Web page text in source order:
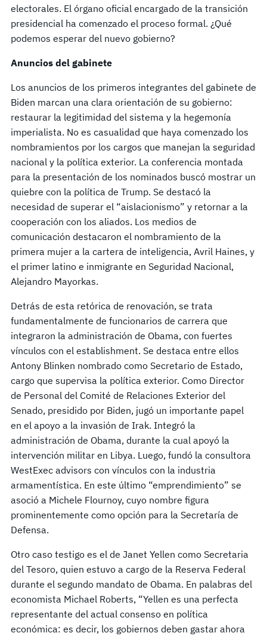
electorales. El órgano oficial encargado de la transición
presidencial ha comenzado el proceso formal. ¿Qué
podemos esperar del nuevo gobierno?
Anuncios del gabinete
Los anuncios de los primeros integrantes del gabinete de
Biden marcan una clara orientación de su gobierno:
restaurar la legitimidad del sistema y la hegemonía
imperialista. No es casualidad que haya comenzado los
nombramientos por los cargos que manejan la seguridad
nacional y la política exterior. La conferencia montada
para la presentación de los nominados buscó mostrar un
quiebre con la política de Trump. Se destacó la
necesidad de superar el “aislacionismo” y retornar a la
cooperación con los aliados. Los medios de
comunicación destacaron el nombramiento de la
primera mujer a la cartera de inteligencia, Avril Haines, y
el primer latino e inmigrante en Seguridad Nacional,
Alejandro Mayorkas.
Detrás de esta retórica de renovación, se trata
fundamentalmente de funcionarios de carrera que
integraron la administración de Obama, con fuertes
vínculos con el establishment. Se destaca entre ellos
Antony Blinken nombrado como Secretario de Estado,
cargo que supervisa la política exterior. Como Director
de Personal del Comité de Relaciones Exterior del
Senado, presidido por Biden, jugó un importante papel
en el apoyo a la invasión de Irak. Integró la
administración de Obama, durante la cual apoyó la
intervención militar en Libya. Luego, fundó la consultora
WestExec advisors con vínculos con la industria
armamentística. En este último “emprendimiento” se
asoció a Michele Flournoy, cuyo nombre figura
prominentemente como opción para la Secretaría de
Defensa.
Otro caso testigo es el de Janet Yellen como Secretaria
del Tesoro, quien estuvo a cargo de la Reserva Federal
durante el segundo mandato de Obama. En palabras del
economista Michael Roberts, “Yellen es una perfecta
representante del actual consenso en política
económica: es decir, los gobiernos deben gastar ahora